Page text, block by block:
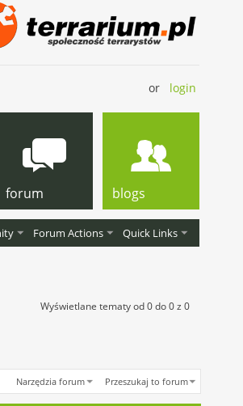
or login
forum
Forum Actions Quick Links
blogs
Wyświetlane tematy od 0 do 0 z 0
Narzędzia forum Przeszukaj to forum